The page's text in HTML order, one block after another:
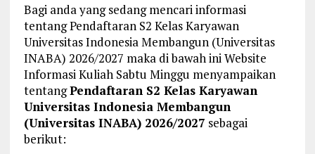
Bagi anda yang sedang mencari informasi
tentang Pendaftaran S2 Kelas Karyawan
Universitas Indonesia Membangun (Universitas
INABA) 2026/2027 maka di bawah ini Website
Informasi Kuliah Sabtu Minggu menyampaikan
tentangPendaftaran S2 Kelas Karyawan
Universitas Indonesia Membangun
(Universitas INABA) 2026/2027 sebagai
berikut: